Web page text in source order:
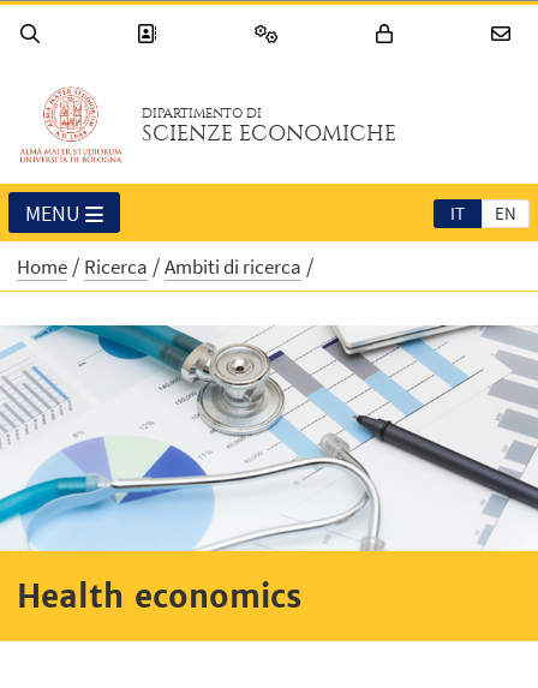
DIPARTIMENTO DI
SCIENZE ECONOMICHE
IT EN
MENU
Home Ricerca Ambiti di ricerca
Health economics